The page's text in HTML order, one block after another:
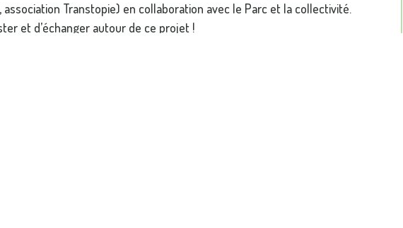
association Transtopie) en collaboration avec le Parc et la collectivité.
et d’échanger autour de ce projet !